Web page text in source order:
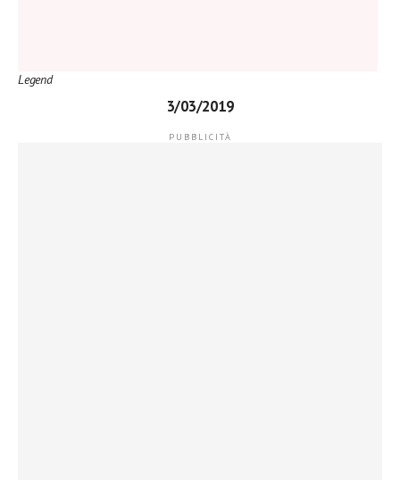
Legend
3/03/2019